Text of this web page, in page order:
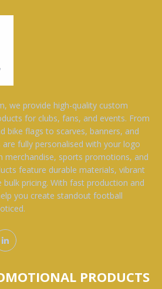
we provide high-quality custom
for clubs, fans, and events. From
bike flags to scarves, banners, and
fully personalised with your logo
merchandise, sports promotions, and
feature durable materials, vibrant
pricing. With fast production and
you create standout football
PRODUCTS